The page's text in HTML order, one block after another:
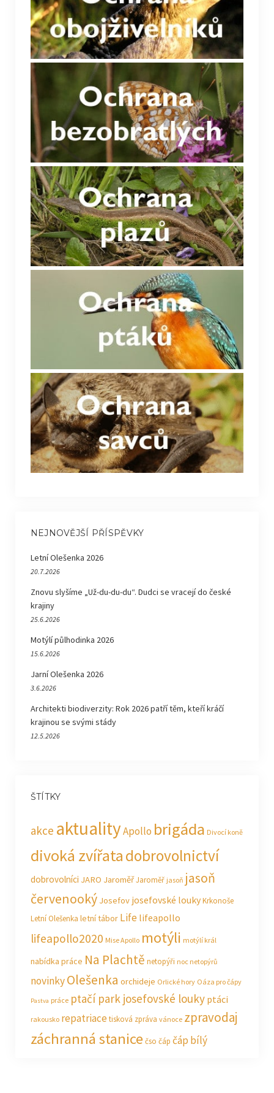
NEJNOVĚJŠÍ PŘÍSPĚVKY
Letní Olešenka 2026
20.7.2026
Znovu slyšíme „Už-du-du-du“. Dudci se vracejí do české
krajiny
25.6.2026
Motýlí půlhodinka 2026
15.6.2026
Jarní Olešenka 2026
3.6.2026
Architekti biodiverzity: Rok 2026 patří těm, kteří kráčí
krajinou se svými stády
12.5.2026
ŠTÍTKY
akce aktualityApollo brigáda Divocí koně
divoká zvířatadobrovolnictví
dobrovolníci JARO JaroměřJaroměř jasoň jasoň
červenooký Josefov josefovské loukyKrkonoše
Letní Olešenka letní tábor Life lifeapollo
lifeapollo2020 Mise Apollo motýli motýlí král
nabídka práce Na Plachtě netopýři noc netopýrů
novinkyOlešenka orchideje Orlické hory Oáza pro čápy
Pastva práce ptačí park josefovské louky ptáci
rakousko repatriacetisková zpráva vánoce zpravodaj
záchranná stanice čso čáp čáp bílý